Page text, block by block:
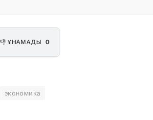
👎 ҰНАМАДЫ 0
экономика